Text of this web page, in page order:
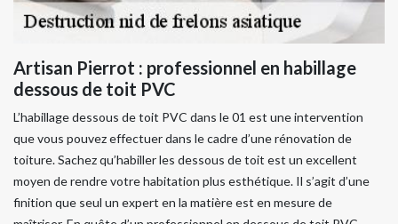
Artisan Pierrot : professionnel en habillage
dessous de toit PVC
L’habillage dessous de toit PVC dans le 01 est une intervention
que vous pouvez effectuer dans le cadre d’une rénovation de
toiture. Sachez qu’habiller les dessous de toit est un excellent
moyen de rendre votre habitation plus esthétique. Il s’agit d’une
finition que seul un expert en la matière est en mesure de